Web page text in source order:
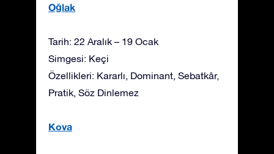
Oğlak
Tarih: 22 Aralık – 19 Ocak
Simgesi: Keçi
Özellikleri: Kararlı, Dominant, Sebatkâr,
Pratik, Söz Dinlemez
Kova